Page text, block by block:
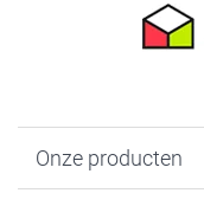
Onze producten